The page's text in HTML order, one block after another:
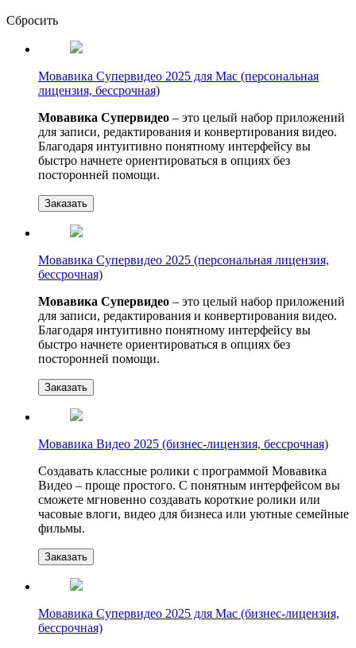
Сбросить
Мовавика Супервидео 2025 для Мас (персональная
лицензия, бессрочная)
Мовавика Супервидео – это целый набор приложений
для записи, редактирования и конвертирования видео.
Благодаря интуитивно понятному интерфейсу вы
быстро начнете ориентироваться в опциях без
посторонней помощи.
Заказать
Мовавика Супервидео 2025 (персональная лицензия,
бессрочная)
Мовавика Супервидео – это целый набор приложений
для записи, редактирования и конвертирования видео.
Благодаря интуитивно понятному интерфейсу вы
быстро начнете ориентироваться в опциях без
посторонней помощи.
Заказать
Мовавика Видео 2025 (бизнес-лицензия, бессрочная)
Создавать классные ролики с программой Мовавика
Видео – проще простого. С понятным интерфейсом вы
сможете мгновенно создавать короткие ролики или
часовые влоги, видео для бизнеса или уютные семейные
фильмы.
Заказать
Мовавика Супервидео 2025 для Мас (бизнес-лицензия,
бессрочная)